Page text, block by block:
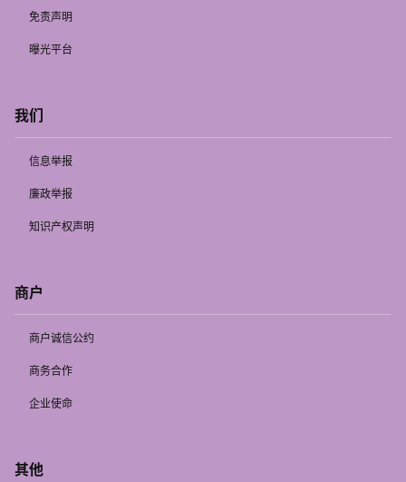
免责声明
曝光平台
我们
信息举报
廉政举报
知识产权声明
商户
商户诚信公约
商务合作
企业使命
其他